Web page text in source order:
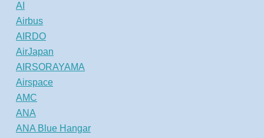
AI
Airbus
AIRDO
AirJapan
AIRSORAYAMA
Airspace
AMC
ANA
ANA Blue Hangar